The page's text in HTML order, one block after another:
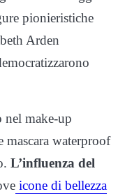
pionieristiche
Arden
nel make-up
waterproof
L’influenza del
icone di bellezza